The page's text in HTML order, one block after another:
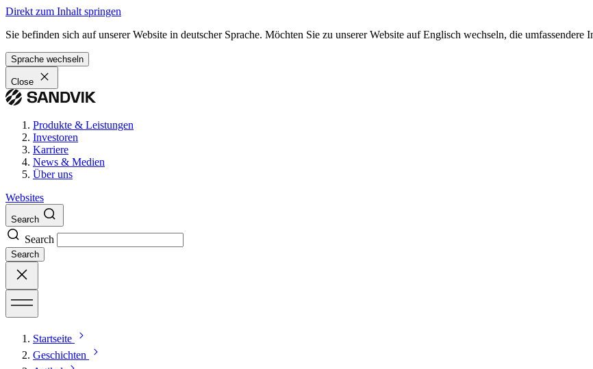
Direkt zum Inhalt springen
Sie befinden sich auf unserer Website in deutscher Sprache. Möchten Sie zu unserer Website auf Englisch wechseln, die umfassendere
Sprache wechseln
Close
Produkte & Leistungen
Investoren
Karriere
News & Medien
Über uns
Websites
Search
Search
Search
Startseite
Geschichten